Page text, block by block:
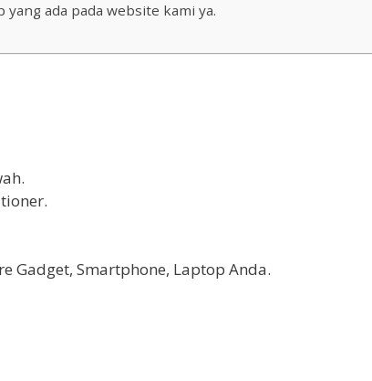
ada pada website kami ya.
Gadget, Smartphone, Laptop Anda.